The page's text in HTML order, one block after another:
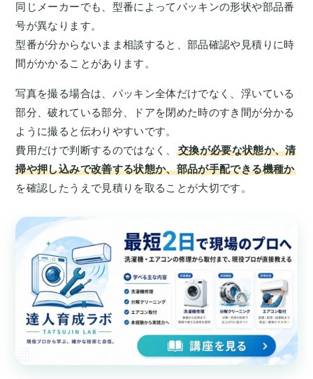
同じメーカーでも、型番によってパッキンの形状や部品番
号が異なります。
型番が分からないまま相談すると、部品確認や見積りに時
間がかかることがあります。
写真を撮る場合は、パッキン全体だけでなく、浮いている
部分、破れている部分、ドアを閉めた時のすき間が分かる
ように撮ると伝わりやすいです。
費用だけで判断するのではなく、
交換が必要な状態か、清
掃や押し込みで改善する状態か、部品が手配できる機種か
を確認したうえで見積りを取ることが大切です。